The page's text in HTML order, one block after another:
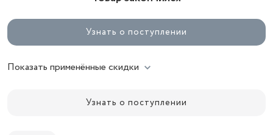
Узнать о поступлении
Показать применённые скидки
Узнать о поступлении